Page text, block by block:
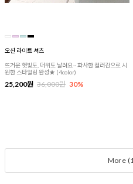
오션 라이트 셔츠
뜨거운 햇빛도, 더위도 날려요~ 화사한 컬러감으로 시
원한 스타일링 완성★ (4color)
25,200원 36,000원 30%
More (